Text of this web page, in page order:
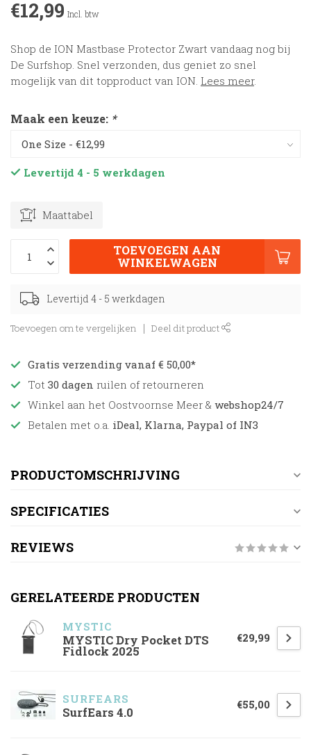
€12,99 Incl. btw
Shop de ION Mastbase Protector Zwart vandaag nog bij
De Surfshop. Snel verzonden, dus geniet zo snel
mogelijk van dit topproduct van ION. Lees meer.
Maak een keuze: *
Levertijd 4 - 5 werkdagen
Maattabel
TOEVOEGEN AAN
WINKELWAGEN
Levertijd 4 - 5 werkdagen
Toevoegen om te vergelijken Deel dit product
Gratis verzending vanaf € 50,00*
Tot 30 dagen ruilen of retourneren
Winkel aan het Oostvoornse Meer & webshop24/7
Betalen met o.a. iDeal, Klarna, Paypal of IN3
PRODUCTOMSCHRIJVING
SPECIFICATIES
REVIEWS
GERELATEERDE PRODUCTEN
MYSTIC
MYSTIC Dry Pocket DTS
Fidlock 2025
€29,99
SURFEARS
SurfEars 4.0
€55,00